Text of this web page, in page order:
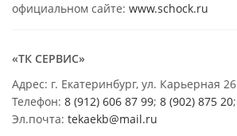
официальном сайте: www.schock.ru
«ТК СЕРВИС»
Адрес: г. Екатеринбург, ул. Карьерная 26
Телефон: 8 (912) 606 87 99; 8 (902) 875 20;
Эл.почта: tekaekb@mail.ru